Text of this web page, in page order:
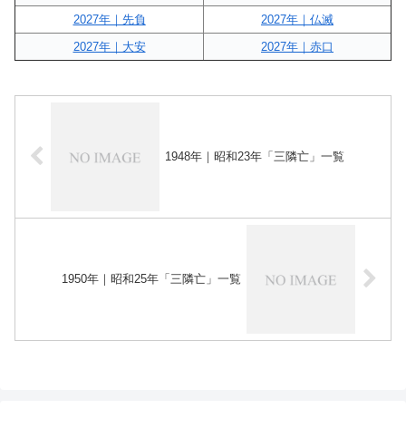
2027年｜先負
2027年｜仏滅
2027年｜大安
2027年｜赤口
1948年｜昭和23年「三隣亡」一覧
1950年｜昭和25年「三隣亡」一覧